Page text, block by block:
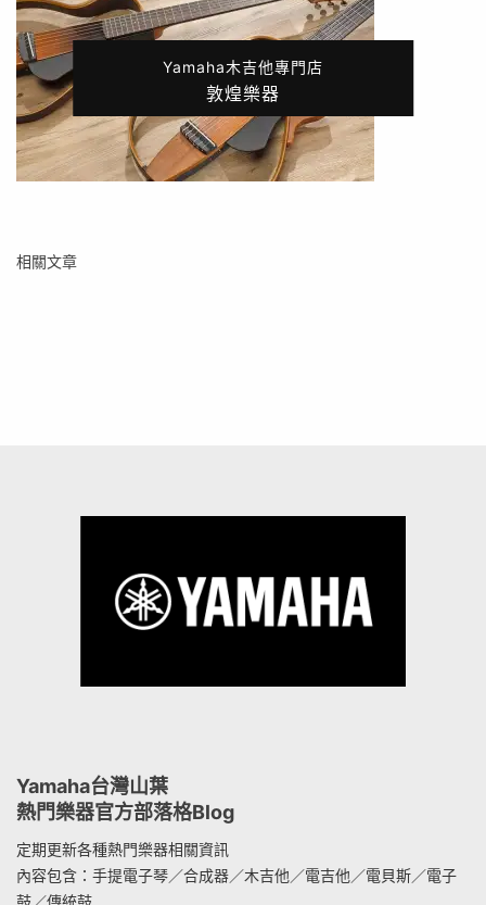
Yamaha木吉他專門店
敦煌樂器
相關文章
Yamaha台灣山葉
熱門樂器官方部落格Blog
定期更新各種熱門樂器相關資訊
內容包含：手提電子琴／合成器／木吉他／電吉他／電貝斯／電子
鼓／傳統鼓